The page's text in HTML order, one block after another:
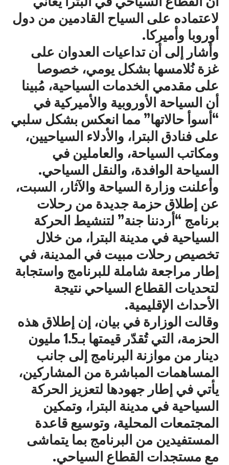
لاعتماده على السياح القادمين من دول
أوروبا وأميركا.
وأشار إلى أن تداعيات العدوان على
غزة نُلامسها بشكل يومي، خصوصا
على مقدمي الخدمات السياحية، مُبينا
أن السياحة الأوروبية والأميركية في
“أسوأ حالاتها” مما انعكس بشكل سلبي
على فنادق البترا، والأدلاء السياحيين،
ومكاتب السياحة، والعاملين في
السياحة الوافدة، والنقل السياحي.
وأعلنت وزارة السياحة والآثار، السبت،
عن إطلاق حزمة جديدة من رحلات
برنامج “أردننا جنة” لتنشيط الحركة
السياحية في مدينة البترا، من خلال
تخصيص رحلات مبيت في المدينة، في
إطار مراجعة شاملة للبرنامج واستجابة
لتحديات القطاع السياحي نتيجة
الأحداث الإقليمية.
وقالت الوزارة في بيان، إن إطلاق هذه
الحزمة، التي تُقدّر قيمتها بـ1.5 مليون
دينار من موازنة البرنامج إلى جانب
المساهمات المباشرة من المشاركين،
يأتي في إطار جهودها لتعزيز الحركة
السياحية في مدينة البترا، وتمكين
المجتمعات المحلية، وتوسيع قاعدة
المستفيدين من البرنامج بما يتماشى
مع مستجدات القطاع السياحي.